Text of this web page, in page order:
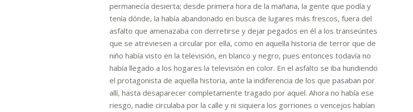
permanecía desierta; desde primera hora de la mañana, la gente que podía y
tenía dónde, la había abandonado en busca de lugares más frescos, fuera del
asfalto que amenazaba con derretirse y dejar pegados en él a los transeúntes
que se atreviesen a circular por ella, como en aquella historia de terror que de
niño había visto en la televisión, en blanco y negro, pues entonces todavía no
había llegado a los hogares la televisión en color. En el asfalto se iba hundiendo
el protagonista de aquella historia, ante la indiferencia de los que pasaban por
allí, hasta desaparecer completamente tragado por aquel. Ahora no había ese
riesgo, nadie circulaba por la calle y ni siquiera los gorriones o vencejos habían